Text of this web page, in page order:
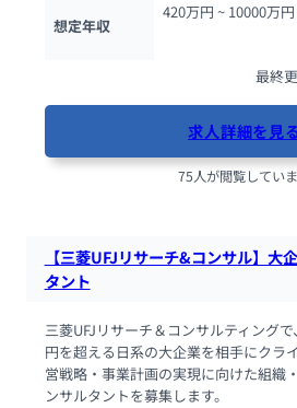
想定年収
420万円 ~ 10000万円
最終
求人詳細を見
75人が閲覧してい
【三菱UFJリサーチ&コンサル】大
タント
三菱UFJリサーチ＆コンサルティング
円を超える日系の大企業を相手にクラ
営戦略・事業計画の実現に向けた組織
ンサルタントを募集します。